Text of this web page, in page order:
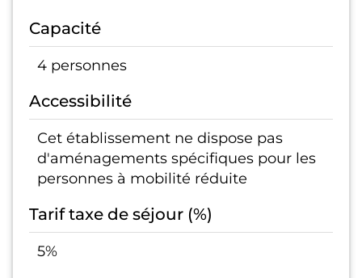
Capacité
4 personnes
Accessibilité
Cet établissement ne dispose pas
d'aménagements spécifiques pour les
personnes à mobilité réduite
Tarif taxe de séjour (%)
5%